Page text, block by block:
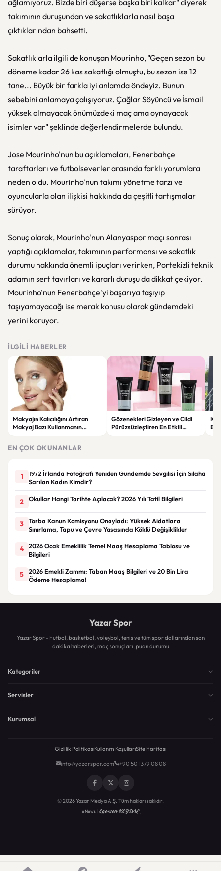
ağlamıyoruz. Bizde biri düşerse başka biri kalkar" diyerek
takımının duruşundan ve sakatlıklarla nasıl başa
çıktıklarından bahsetti.
Sakatlıklarla ilgili de konuşan Mourinho, "Geçen sezon bu
döneme kadar 26 kas sakatlığı olmuştu, bu sezon ise 12
tane... Büyük bir farkla iyi anlamda öndeyiz. Bunun
sebebini anlamaya çalışıyoruz. Çağlar Söyüncü ve İsmail
yüksek olmayacak önümüzdeki maç ama oynayacak
isimler var" şeklinde değerlendirmelerde bulundu.
Jose Mourinho'nun bu açıklamaları, Fenerbahçe
taraftarları ve futbolseverler arasında farklı yorumlara
neden oldu. Mourinho'nun takımı yönetme tarzı ve
oyuncularla olan ilişkisi hakkında da çeşitli tartışmalar
sürüyor.
Sonuç olarak, Mourinho'nun Alanyaspor maçı sonrası
yaptığı açıklamalar, takımının performansı ve sakatlık
durumu hakkında önemli ipuçları verirken, Portekizli teknik
adamın sert tavırları ve kararlı duruşu da dikkat çekiyor.
Mourinho'nun Fenerbahçe'yi başarıya taşıyıp
taşıyamayacağı ise merak konusu olarak gündemdeki
yerini koruyor.
İLGILI HABERLER
Makyajın Kalıcılığını Artıran
Makyaj Bazı Kullanmanın
Gözenekleri Gizleyen ve Cildi
Pürüzsüzleştiren En Etkili
EN ÇOK OKUNANLAR
1
1972 İrlanda Fotoğrafı Yeniden Gündemde Sevgilisi İçin Silaha
Sarılan Kadın Kimdir?
2 Okullar Hangi Tarihte Açılacak? 2026 Yılı Tatil Bilgileri
3
Torba Kanun Komisyonu Onayladı: Yüksek Aidatlara
Sınırlama, Tapu ve Çevre Yasasında Köklü Değişiklikler
4
2026 Ocak Emeklilik Temel Maaş Hesaplama Tablosu ve
Bilgileri
5
2026 Emekli Zammı: Taban Maaş Bilgileri ve 20 Bin Lira
Ödeme Hesaplama!
Yazar Spor
Yazar Spor - Futbol, basketbol, voleybol, tenis ve tüm spor dallarından son
dakika haberleri, maç sonuçları, puan durumu
Kategoriler
Servisler
Kurumsal
Gizlilik PolitikasıKullanım KoşullarıSite Haritası
info@yazarspor.com +90 501 379 08 08
© 2026 Yazar Medya A.Ş. Tüm hakları saklıdır.
eNews |Egemen KEYDAL